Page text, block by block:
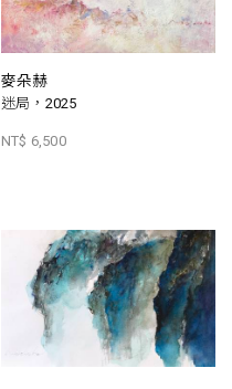
麥朵赫
迷局，2025
NT$ 6,500